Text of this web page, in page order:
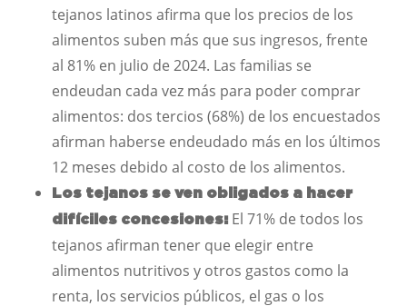
tejanos latinos afirma que los precios de los
alimentos suben más que sus ingresos, frente
al 81% en julio de 2024. Las familias se
endeudan cada vez más para poder comprar
alimentos: dos tercios (68%) de los encuestados
afirman haberse endeudado más en los últimos
12 meses debido al costo de los alimentos.
Los tejanos se ven obligados a hacer
difíciles concesiones:El 71% de todos los
tejanos afirman tener que elegir entre
alimentos nutritivos y otros gastos como la
renta, los servicios públicos, el gas o los